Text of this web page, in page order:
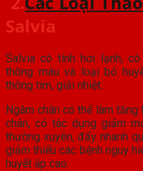
Salvia
Salvia có tính hơi lạnh,
thông máu và loại bỏ
thông tim, giải nhiệt.
Ngâm chân có thể làm
chân, có tác dụng giảm
thường xuyên, đẩy nhanh
giảm thiểu các bệnh nguy
huyết áp cao.